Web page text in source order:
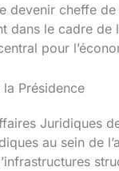
devenir cheffe
dans le cadre
pour
Présidence
Juridiques
au sein de